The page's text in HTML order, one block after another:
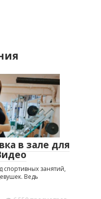
в зале для
спортивных занятий,
Ведь